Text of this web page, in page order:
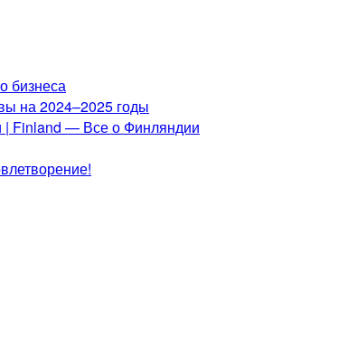
бизнеса
на 2024–2025 годы
| Finland — Все о Финляндии